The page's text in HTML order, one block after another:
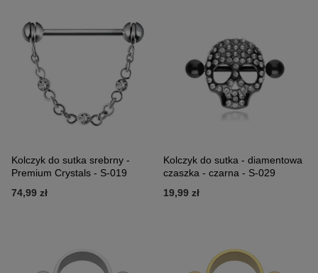
Kolczyk do sutka srebrny -
Premium Crystals - S-019
74,99 zł
Kolczyk do sutka - diamentowa
czaszka - czarna - S-029
19,99 zł